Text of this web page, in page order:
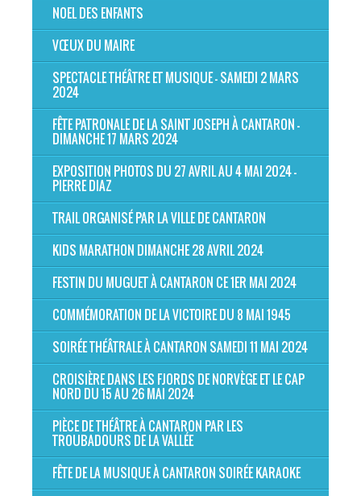
NOEL DES ENFANTS
VŒUX DU MAIRE
SPECTACLE THÉÂTRE ET MUSIQUE - SAMEDI 2 MARS
2024
FÊTE PATRONALE DE LA SAINT JOSEPH À CANTARON -
DIMANCHE 17 MARS 2024
EXPOSITION PHOTOS DU 27 AVRIL AU 4 MAI 2024 -
PIERRE DIAZ
TRAIL ORGANISÉ PAR LA VILLE DE CANTARON
KIDS MARATHON DIMANCHE 28 AVRIL 2024
FESTIN DU MUGUET À CANTARON CE 1ER MAI 2024
COMMÉMORATION DE LA VICTOIRE DU 8 MAI 1945
SOIRÉE THÉÂTRALE À CANTARON SAMEDI 11 MAI 2024
CROISIÈRE DANS LES FJORDS DE NORVÈGE ET LE CAP
NORD DU 15 AU 26 MAI 2024
PIÈCE DE THÉÂTRE À CANTARON PAR LES
TROUBADOURS DE LA VALLÉE
FÊTE DE LA MUSIQUE À CANTARON SOIRÉE KARAOKE